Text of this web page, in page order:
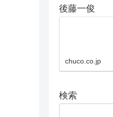
後藤一俊
chuco.co.jp
検索